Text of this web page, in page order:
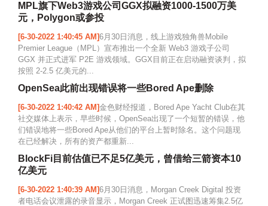
MPL旗下Web3游戏公司GGX拟融资1000-1500万美
元，Polygon或参投
[6-30-2022 1:40:45 AM]6月30日消息，线上游戏独角兽Mobile
Premier League（MPL）宣布推出一个全新 Web3 游戏子公司
GGX 并正式进军 P2E 游戏领域。GGX目前正在启动融资谈判，拟
按照 2-2.5 亿美元的...
OpenSea此前出现错误将一些Bored Ape删除
[6-30-2022 1:40:42 AM]金色财经报道，Bored Ape Yacht Club在其
社交媒体上表示，早些时候，OpenSea出现了一个短暂的错误，他
们错误地将一些Bored Ape从他们的平台上暂时除名。这个问题现
在已经解决，所有的资产都重新...
BlockFi目前估值已不足5亿美元，曾借给三箭资本10
亿美元
[6-30-2022 1:40:39 AM]6月30日消息，Morgan Creek Digital 投资
者电话会议泄露的录音显示，Morgan Creek 正试图迅速筹集2.5亿